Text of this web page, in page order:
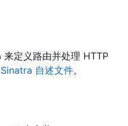
定义路由并处理 HTTP
Sinatra 自述文件。